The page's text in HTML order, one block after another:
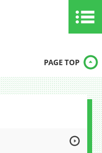
PAGE TOP